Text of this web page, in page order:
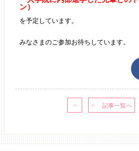
ン）
を予定しています。
みなさまのご参加お待ちしています。